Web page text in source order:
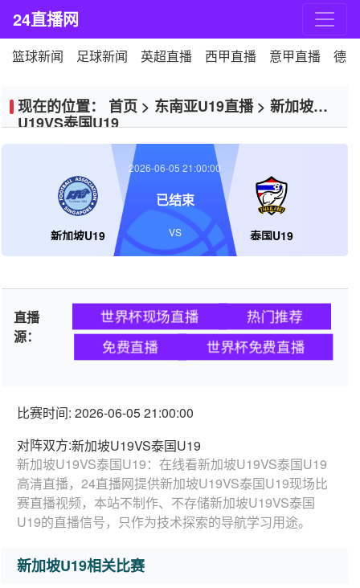
24直播网
篮球新闻 足球新闻 英超直播 西甲直播 意甲直播 德
现在的位置： 首页 > 东南亚U19直播> 新加坡
U19VS泰国U19
新加坡U19 泰国U19
2026-06-05 21:00:00
已结束
VS
直播
源：
世界杯现场直播
热门推荐
免费直播
世界杯免费直播
比赛时间: 2026-06-05 21:00:00
对阵双方:新加坡U19VS泰国U19
新加坡U19VS泰国U19：在线看新加坡U19VS泰国U19
高清直播，24直播网提供新加坡U19VS泰国U19现场比
赛直播视频，本站不制作、不存储新加坡U19VS泰国
U19的直播信号，只作为技术探索的导航学习用途。
新加坡U19相关比赛